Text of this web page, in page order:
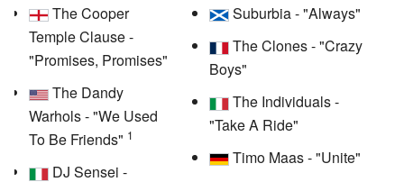
The Cooper
Temple Clause -
"Promises, Promises"
The Dandy
Warhols - "We Used
To Be Friends" 1
DJ Sensei -
Suburbia - "Always"
The Clones - "Crazy
Boys"
The Individuals -
"Take A Ride"
Timo Maas - "Unite"